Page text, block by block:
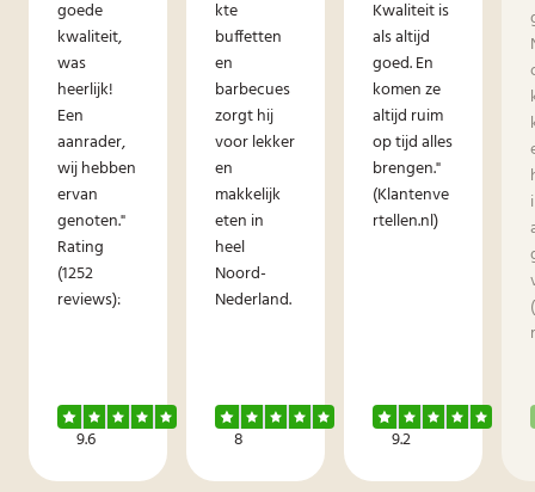
goede
kwaliteit,
was
heerlijk!
Een
aanrader,
wij hebben
ervan
genoten."
Rating
(1252
reviews):
9.6
kte
buffetten
en
barbecues
zorgt hij
voor lekker
en
makkelijk
eten in
heel
Noord-
Nederland.
8
Kwaliteit is
als altijd
goed. En
komen ze
altijd ruim
op tijd alles
brengen."
(Klantenve
rtellen.nl)
9.2